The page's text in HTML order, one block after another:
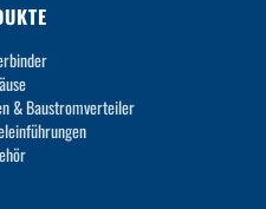
& Baustromverteiler